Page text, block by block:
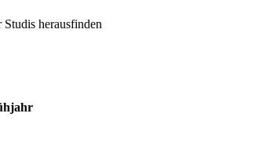
Studis herausfinden